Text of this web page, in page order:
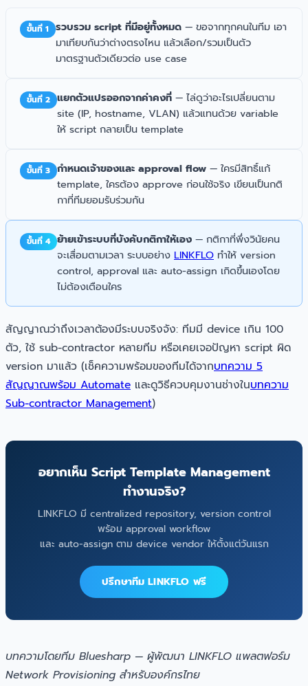
ขั้นที่ 1 รวบรวม script ที่มีอยู่ทั้งหมด — ขอจากทุกคนในทีม เอา
มาเทียบกันว่าต่างตรงไหน แล้วเลือก/รวมเป็นตัว
มาตรฐานตัวเดียวต่อ use case
ขั้นที่ 2 แยกตัวแปรออกจากค่าคงที่ — ไล่ดูว่าอะไรเปลี่ยนตาม
site (IP, hostname, VLAN) แล้วแทนด้วย variable
ให้ script กลายเป็น template
ขั้นที่ 3 กำหนดเจ้าของและ approval flow — ใครมีสิทธิ์แก้
template, ใครต้อง approve ก่อนใช้จริง เขียนเป็นกติ
กาที่ทีมยอมรับร่วมกัน
ขั้นที่ 4 ย้ายเข้าระบบที่บังคับกติกาให้เอง — กติกาที่พึ่งวินัยคน
จะเสื่อมตามเวลา ระบบอย่าง LINKFLO ทำให้ version
control, approval และ auto-assign เกิดขึ้นเองโดย
ไม่ต้องเตือนใคร
สัญญาณว่าถึงเวลาต้องมีระบบจริงจัง: ทีมมี device เกิน 100
ตัว, ใช้ sub-contractor หลายทีม หรือเคยเจอปัญหา script ผิด
version มาแล้ว (เช็คความพร้อมของทีมได้จากบทความ 5
สัญญาณพร้อม Automate และดูวิธีควบคุมงานช่างในบทความ
Sub-contractor Management)
อยากเห็น Script Template Management
ทำงานจริง?
LINKFLO มี centralized repository, version control
พร้อม approval workflow
และ auto-assign ตาม device vendor ให้ตั้งแต่วันแรก
ปรึกษาทีม LINKFLO ฟรี
บทความโดยทีม Bluesharp — ผู้พัฒนา LINKFLO แพลตฟอร์ม
Network Provisioning สำหรับองค์กรไทย